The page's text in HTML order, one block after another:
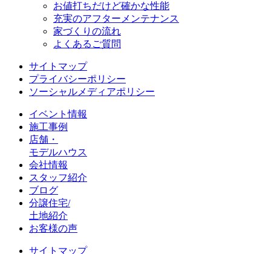
お値打ちだけど確かな性能
充実のアフターメンテナンス
家づくりの流れ
よくあるご質問
サイトマップ
プライバシーポリシー
ソーシャルメディアポリシー
イベント情報
施工事例
店舗・
モデルハウス
会社情報
スタッフ紹介
ブログ
分譲住宅/
土地紹介
お客様の声
サイトマップ